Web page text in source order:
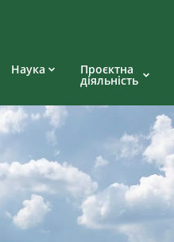
Наука Проєктна
діяльність